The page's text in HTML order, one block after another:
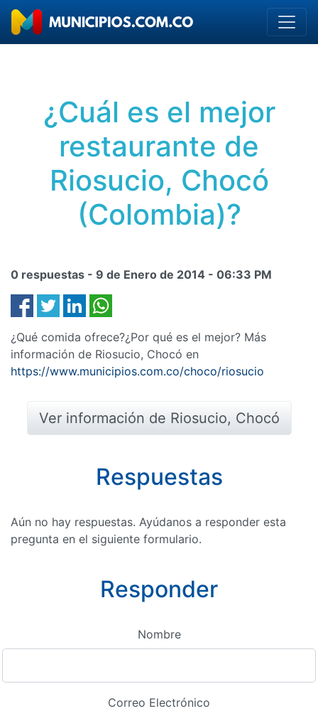
¿Cuál es el mejor
restaurante de
Riosucio, Chocó
(Colombia)?
0 respuestas - 9 de Enero de 2014 - 06:33 PM
¿Qué comida ofrece?¿Por qué es el mejor? Más
información de Riosucio, Chocó en
https://www.municipios.com.co/choco/riosucio
Ver información de Riosucio, Chocó
Respuestas
Aún no hay respuestas. Ayúdanos a responder esta
pregunta en el siguiente formulario.
Responder
Nombre
Correo Electrónico